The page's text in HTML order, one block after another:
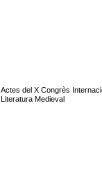
Actes del X Congrès
Literatura Medieval